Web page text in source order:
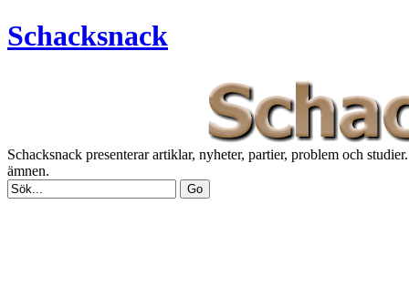
Schacksnack
Schacksnack presenterar artiklar, nyheter, partier, problem och
ämnen.